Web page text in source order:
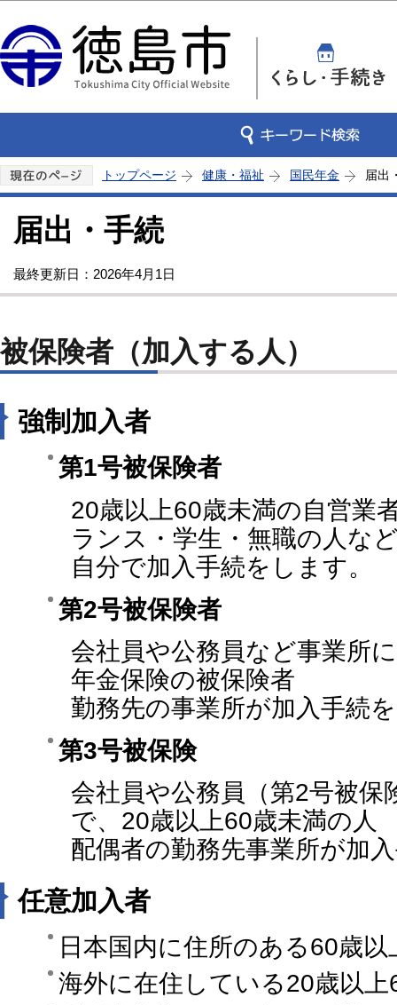
トップページ 健康・福祉 国民年金 届出
届出・手続
最終更新日：2026年4月1日
被保険者（加入する人）
強制加入者
第1号被保険者
20歳以上60歳未満の自営業
ランス・学生・無職の人な
自分で加入手続をします。
第2号被保険者
会社員や公務員など事業所
年金保険の被保険者
勤務先の事業所が加入手続
第3号被保険
会社員や公務員（第2号被保
で、20歳以上60歳未満の人
配偶者の勤務先事業所が加
任意加入者
日本国内に住所のある60歳
海外に在住している20歳以